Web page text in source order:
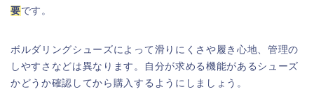
要です。
ボルダリングシューズによって滑りにくさや履き心地、管理の
しやすさなどは異なります。自分が求める機能があるシューズ
かどうか確認してから購入するようにしましょう。